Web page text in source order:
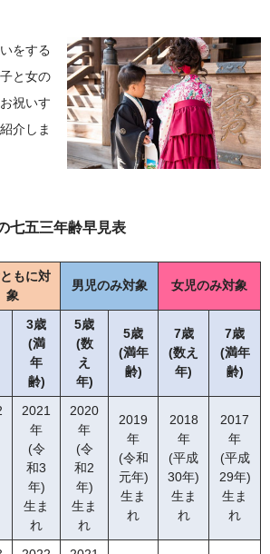
をする
と女の
祝いす
介しま
七五三年齢早見表
もに対
象
男児のみ対象 女児のみ対象
3歳
(満
年
齢)
5歳
(数
え
年)
5歳
(満年
齢)
7歳
(数え
年)
7歳
(満年
齢)
2021
年
(令
和3
年)
生ま
れ
2020
年
(令
和2
年)
生ま
れ
2019
年
(令和
元年)
生ま
れ
2018
年
(平成
30年)
生ま
れ
2017
年
(平成
29年)
生ま
れ